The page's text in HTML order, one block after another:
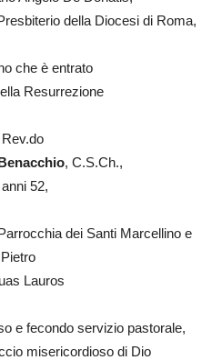
della Diocesi di Roma,
che è entrato
Resurrezione
Rev.do
, C.S.Ch.,
52,
dei Santi Marcellino e
Pietro
Lauros
e fecondo servizio pastorale,
misericordioso di Dio